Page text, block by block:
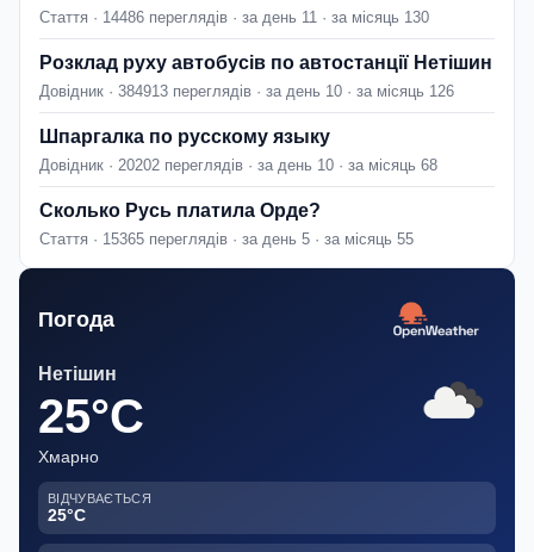
Стаття · 14486 переглядів · за день 11 · за місяць 130
Розклад руху автобусів по автостанції Нетішин
Довідник · 384913 переглядів · за день 10 · за місяць 126
Шпаргалка по русскому языку
Довідник · 20202 переглядів · за день 10 · за місяць 68
Сколько Русь платила Орде?
Стаття · 15365 переглядів · за день 5 · за місяць 55
Погода
Нетішин
25°C
Хмарно
ВІДЧУВАЄТЬСЯ
25°C